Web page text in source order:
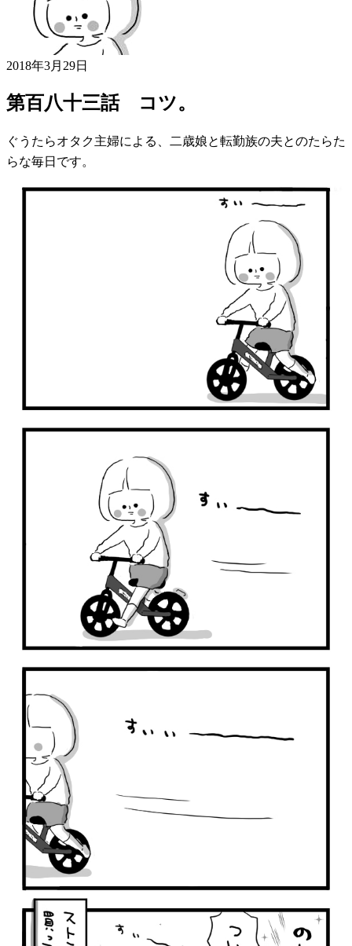
2018年3月29日
第百八十三話 コツ。
ぐうたらオタク主婦による、二歳娘と転勤族の夫とのたらた
らな毎日です。